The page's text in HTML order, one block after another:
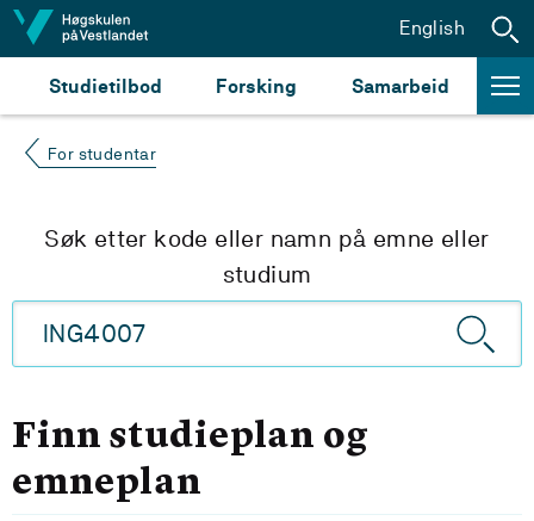
Hopp til innhald
Studietilbod Forsking Samarbeid
English
For studentar
Søk etter kode eller namn på emne eller
studium
Finn studieplan og
emneplan